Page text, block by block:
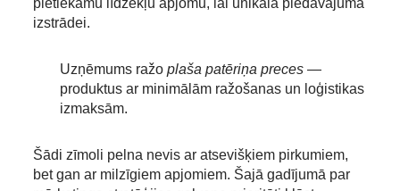
pietiekamu līdzekļu apjomu, lai unikālā piedāvājuma
izstrādei.
Uzņēmums ražo plaša patēriņa preces —
produktus ar minimālām ražošanas un loģistikas
izmaksām.
Šādi zīmoli pelna nevis ar atsevišķiem pirkumiem,
bet gan ar milzīgiem apjomiem. Šajā gadījumā par